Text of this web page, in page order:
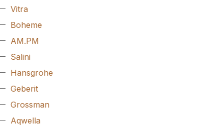
Vitra
Boheme
AM.PM
Salini
Hansgrohe
Geberit
Grossman
Aqwella